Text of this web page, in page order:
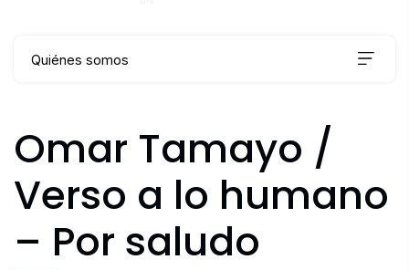
Quiénes somos
Archivo Fotográfico y Documental
Omar Tamayo /
Verso a lo humano
– Por saludo